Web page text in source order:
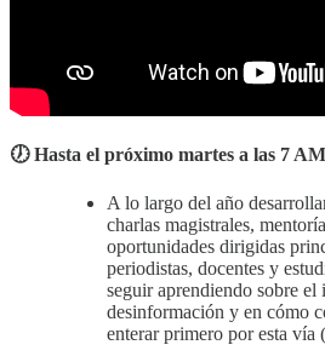
🕖 Hasta el próximo martes a las 7
A lo largo del año
charlas magistrales,
oportunidades dirigidas
periodistas, docentes y
seguir aprendiendo sobre el
desinformación y en cómo
enterar primero por esta vía